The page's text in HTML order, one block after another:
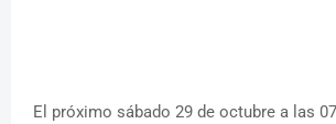
El próximo sábado 29 de octubre a las